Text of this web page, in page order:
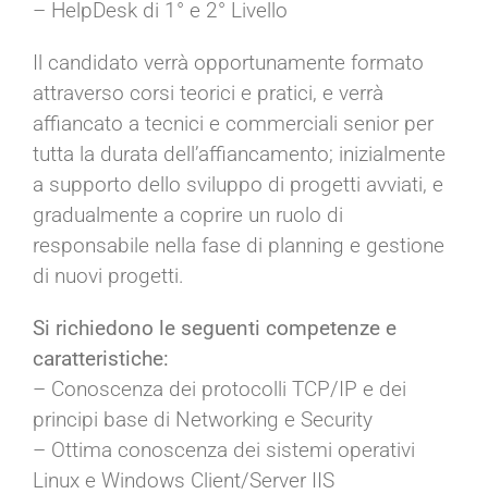
– HelpDesk di 1° e 2° Livello
Il candidato verrà opportunamente formato
attraverso corsi teorici e pratici, e verrà
affiancato a tecnici e commerciali senior per
tutta la durata dell’affiancamento; inizialmente
a supporto dello sviluppo di progetti avviati, e
gradualmente a coprire un ruolo di
responsabile nella fase di planning e gestione
di nuovi progetti.
Si richiedono le seguenti competenze e
caratteristiche:
– Conoscenza dei protocolli TCP/IP e dei
principi base di Networking e Security
– Ottima conoscenza dei sistemi operativi
Linux e Windows Client/Server IIS